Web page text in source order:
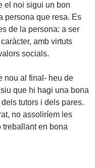
el noi sigui un bon
persona que resa. Es
de la persona: a ser
amb virtuts
socials.
nou al final- heu de
que hi hagi una bona
tutors i dels pares.
no assoliríem les
treballant en bona